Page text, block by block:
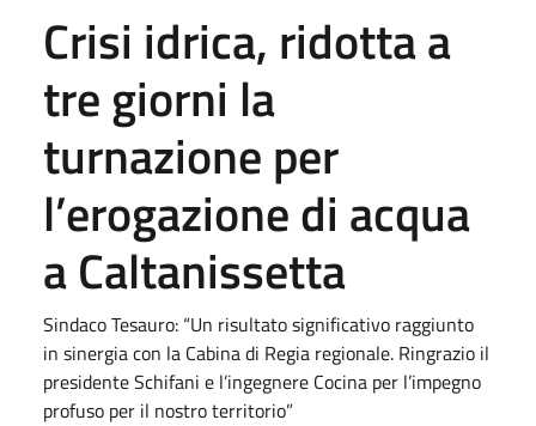
Crisi idrica, ridotta a
tre giorni la
turnazione per
l’erogazione di acqua
a Caltanissetta
Sindaco Tesauro: “Un risultato significativo raggiunto
in sinergia con la Cabina di Regia regionale. Ringrazio il
presidente Schifani e l’ingegnere Cocina per l’impegno
profuso per il nostro territorio”